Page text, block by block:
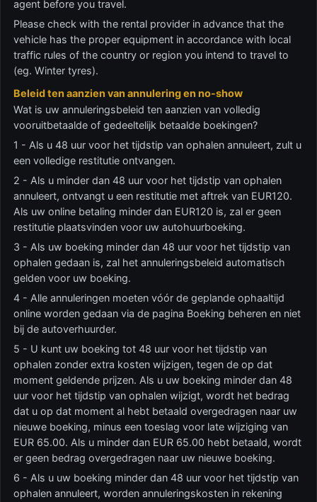
agent before you travel.
Please check with the rental provider in advance that the
vehicle has the proper equipment in accordance with local
traffic rules of the country or region you intend to travel to
(eg. Winter tyres).
Beleid ten aanzien van annulering en no-show
Wat is uw annuleringsbeleid ten aanzien van volledig
vooruitbetaalde of gedeeltelijk betaalde boekingen?
1 - Als u 48 uur voor het tijdstip van ophalen annuleert, zult u
een volledige restitutie ontvangen.
2 - Als u minder dan 48 uur voor het tijdstip van ophalen
annuleert, ontvangt u een restitutie met aftrek van EUR120.
Als uw online betaling minder dan EUR120 is, zal er geen
restitutie plaatsvinden voor uw autohuurboeking.
3 - Als uw boeking minder dan 48 uur voor het tijdstip van
ophalen gedaan is, zal het annuleringsbeleid automatisch
gelden voor uw boeking.
4 - Alle annuleringen moeten vóór de geplande ophaaltijd
online worden gedaan via de pagina Boeking beheren en niet
bij de autoverhuurder.
5 - U kunt uw boeking tot 48 uur voor het tijdstip van
ophalen zonder extra kosten wijzigen, tegen de op dat
moment geldende prijzen. Als u uw boeking minder dan 48
uur voor het tijdstip van ophalen wijzigt, wordt het bedrag
dat u op dat moment al hebt betaald overgedragen naar uw
nieuwe boeking, minus een toeslag voor late wijziging van
EUR 65.00. Als u minder dan EUR 65.00 hebt betaald, wordt
er geen bedrag overgedragen naar uw nieuwe boeking.
6 - Als u uw boeking minder dan 48 uur voor het tijdstip van
ophalen annuleert, worden annuleringskosten in rekening